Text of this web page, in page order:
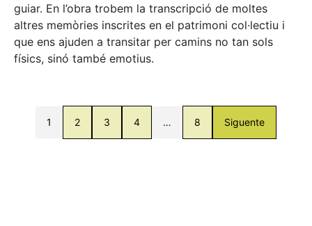
guiar. En l’obra trobem la transcripció de moltes
altres memòries inscrites en el patrimoni col·lectiu i
que ens ajuden a transitar per camins no tan sols
físics, sinó també emotius.
1 2 3 4 … 8 Siguente